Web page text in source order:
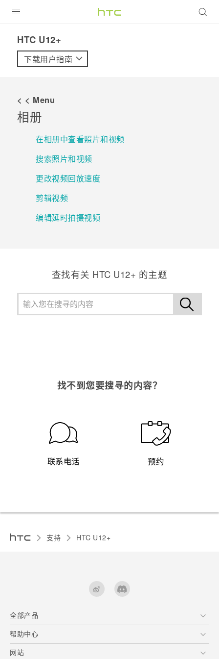
VIVE
支持帮助
在线客服
HTC U12+‎
下载用户指南
< < Menu
相册
在相册中查看照片和视频
搜索照片和视频
更改视频回放速度
剪辑视频
编辑延时拍摄视频
查找有关 HTC U12+ 的主题
找不到您要搜寻的内容？
联系电话 预约
支持 HTC U12+‎
全部产品
区块链智能手机
VIVE
帮助中心
在线客服
网站